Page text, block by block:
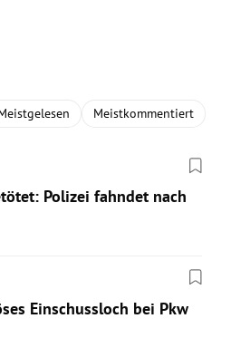
Meistkommentiert
Polizei fahndet nach
Einschussloch bei Pkw